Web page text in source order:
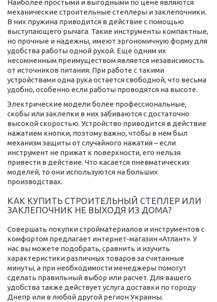
Наиболее простыми и выгодными по цене являются
механические строительные степлеры и заклепочники.
В них пружина приводится в действие с помощью
выступающего рычага. Такие инструменты компактные,
но прочные и надежны, имеют эргономичную форму для
удобства работы одной рукой. Еще одним их
несомненным преимуществом является независимость
от источников питания. При работе с такими
устройствами одна рука остается свободной, что весьма
удобно, особенно если работы проводятся на высоте.
Электрические модели более профессиональные,
скобы или заклепки в них забиваются с достаточно
высокой скоростью. Устройство приводится в действие
нажатием кнопки, поэтому важно, чтобы в нем был
механизм защиты от случайного нажатия – если
инструмент не прижат к поверхности, его нельзя
привести в действие. Что касается пневматических
моделей, то они используются на больших
производствах.
КАК КУПИТЬ СТРОИТЕЛЬНЫЙ СТЕПЛЕР ИЛИ
ЗАКЛЕПОЧНИК НЕ ВЫХОДЯ ИЗ ДОМА?
Совершать покупки стройматериалов и инструментов с
комфортом предлагает интернет-магазин «Атлант». У
нас вы можете подобрать, сравнить и изучить
характеристики различных товаров за считанные
минуты, а при необходимости менеджеры помогут
сделать правильный выбор или расчет. Для вашего
удобства также действует услуга доставки по городу
Днепр или в любой другой регион Украины.